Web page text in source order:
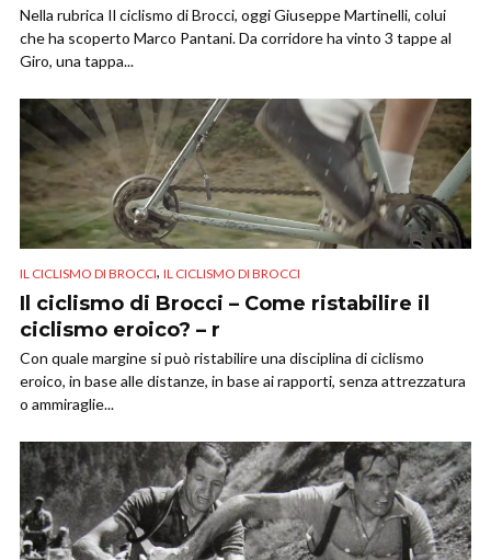
Nella rubrica Il ciclismo di Brocci, oggi Giuseppe Martinelli, colui
che ha scoperto Marco Pantani. Da corridore ha vinto 3 tappe al
Giro, una tappa...
IL CICLISMO DI BROCCI, IL CICLISMO DI BROCCI
Il ciclismo di Brocci – Come ristabilire il
ciclismo eroico? – r
Con quale margine si può ristabilire una disciplina di ciclismo
eroico, in base alle distanze, in base ai rapporti, senza attrezzatura
o ammiraglie...